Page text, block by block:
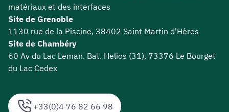
+33(0)4 76 82 66 98
matériaux et des interfaces
Site de Grenoble
1130 rue de la Piscine, 38402 Saint Martin d'Hères
Site de Chambéry
60 Av du Lac Leman. Bat. Helios (31), 73376 Le Bourget
du Lac Cedex